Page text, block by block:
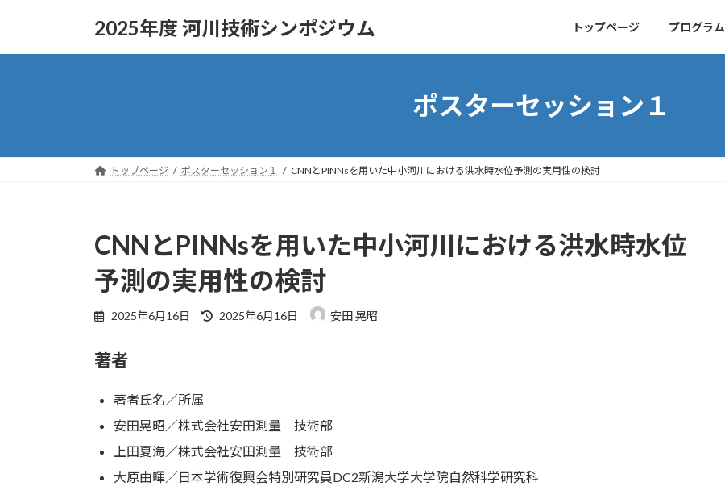
2025年度 河川技術シンポジウム トップページ プログラム
ポスターセッション１
トップページ ポスターセッション１ CNNとPINNsを用いた中小河川における洪水時水位予測の実用性の検討
CNNとPINNsを用いた中小河川における洪水時水位
予測の実用性の検討
2025年6月16日
最
2025年6月16日 安田 晃昭
著者
著者氏名／所属
安田晃昭／株式会社安田測量 技術部
上田夏海／株式会社安田測量 技術部
大原由暉／日本学術復興会特別研究員DC2新潟大学大学院自然科学研究科